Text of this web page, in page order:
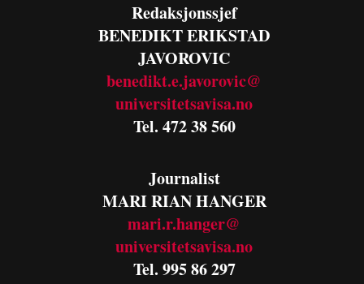
Redaksjonssjef
BENEDIKTERIKSTAD
JAVOROVIC
benedikt.e.javorovic@
universitetsavisa.no
Tel. 472 38 560
Journalist
MARI RIAN HANGER
mari.r.hanger@
universitetsavisa.no
Tel. 995 86 297